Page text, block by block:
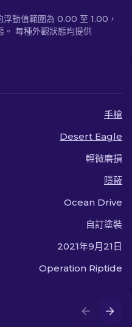
動值範圍為 0.00 至 1.00，
。 每種外觀狀態均提供
手槍
Desert Eagle
輕微磨損
隱蔽
Ocean Drive
自訂塗裝
2021年9月21日
Operation Riptide